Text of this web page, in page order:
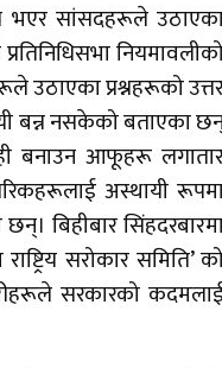
भएर सांसदहरूले
उठाएका प्रश्नहरूको
बन्न नसकेको बताएका
बनाउन आफूहरू
अस्थायी
बिहीबार
सरोकार समिति’
सरकारको